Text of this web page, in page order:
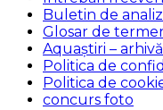
Buletin de
Glosar de
Aquaștiri –
Politica de
Politica de
concurs foto